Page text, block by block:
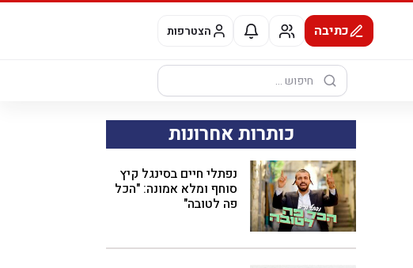
כתיבה הצטרפות
חיפוש:
כותרות אחרונות
נפתלי חיים בסינגל קיץ
סוחף ומלא אמונה: "הכל
פה לטובה"